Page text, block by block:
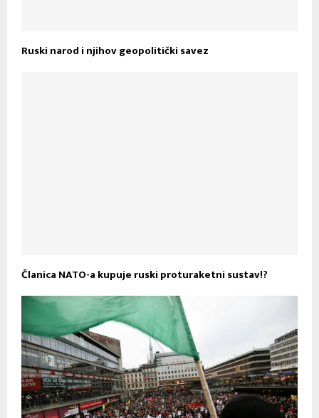
Ruski narod i njihov geopolitički savez
Članica NATO-a kupuje ruski proturaketni sustav!?